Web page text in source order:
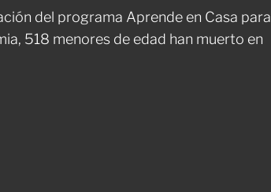
del programa Aprende en Casa para
518 menores de edad han muerto en